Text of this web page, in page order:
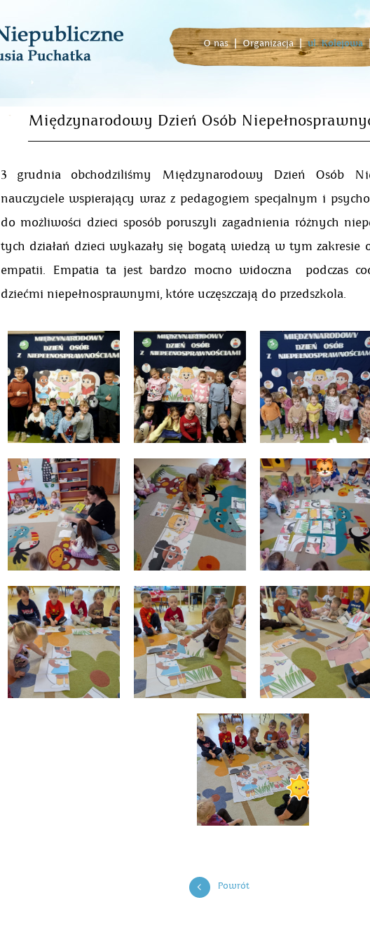
O nas | Organizacja | ul. Kolejowa
Międzynarodowy Dzień Osób
3 grudnia obchodziliśmy Międzynarodowy Dzień Osób
nauczyciele wspierający wraz z pedagogiem specjalnym i
do możliwości dzieci sposób poruszyli zagadnienia różnych
tych działań dzieci wykazały się bogatą wiedzą w tym zakresie
empatii. Empatia ta jest bardzo mocno widoczna podczas
dziećmi niepełnosprawnymi, które uczęszczają do przedszkola.
Powrót